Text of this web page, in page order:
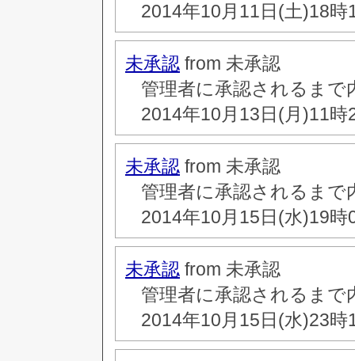
2014年10月11日(土)18時
未承認 from 未承認
管理者に承認されるま
2014年10月13日(月)11時
未承認 from 未承認
管理者に承認されるま
2014年10月15日(水)19時
未承認 from 未承認
管理者に承認されるま
2014年10月15日(水)23時